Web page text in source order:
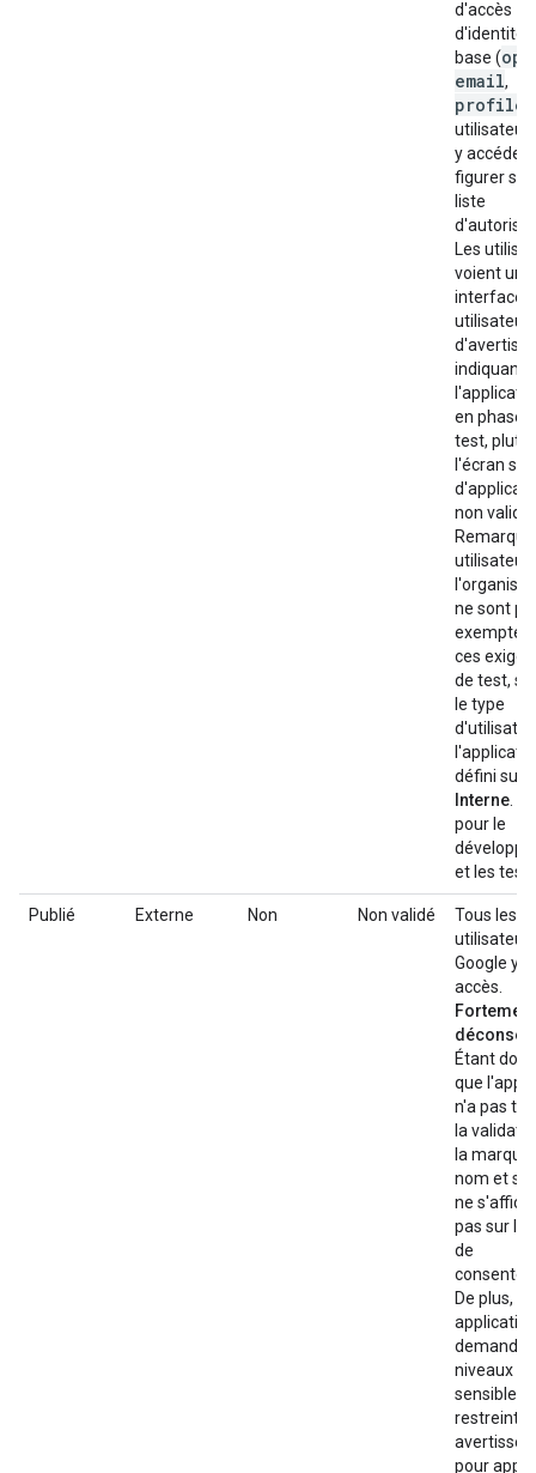
d'accès
d'identité
base (
email,
profile
utilisateur
y accéder
figurer sur
liste
Les
voient une
interface
utilisateur
indiquant
en phase
test,
l'écran
non
ne sont
exemptés
ces
de test,
le type
défini sur
Interne
pour le
et les
Publié Externe Non Non validé
Tous les
Google y
accès.
Fortement
Étant
que
n'a pas
la
la
nom et
ne
pas sur
de
De plus,
niveaux
sensibles
restreints,
pour